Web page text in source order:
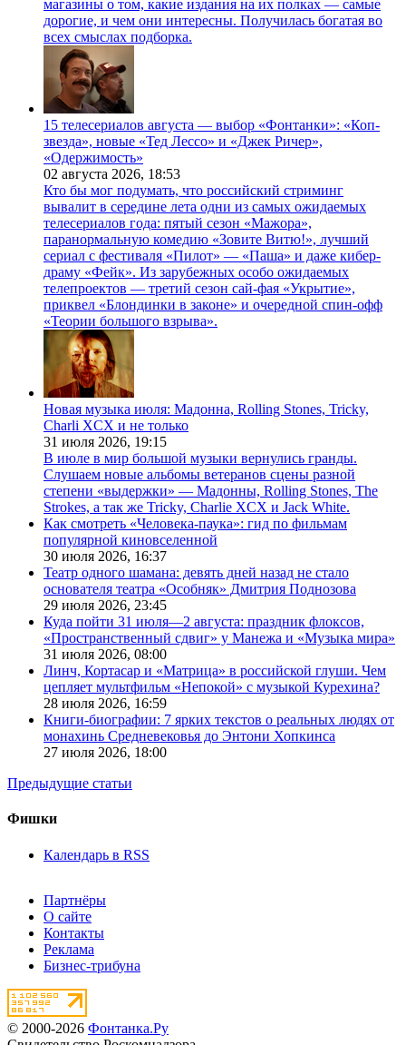
магазины о том, какие издания на их полках — самые
дорогие, и чем они интересны. Получилась богатая во
всех смыслах подборка.
15 телесериалов августа — выбор «Фонтанки»: «Коп-
звезда», новые «Тед Лессо» и «Джек Ричер»,
«Одержимость»
02 августа 2026, 18:53
Кто бы мог подумать, что российский стриминг
вывалит в середине лета одни из самых ожидаемых
телесериалов года: пятый сезон «Мажора»,
паранормальную комедию «Зовите Витю!», лучший
сериал с фестиваля «Пилот» — «Паша» и даже кибер-
драму «Фейк». Из зарубежных особо ожидаемых
телепроектов — третий сезон сай-фая «Укрытие»,
приквел «Блондинки в законе» и очередной спин-офф
«Теории большого взрыва».
Новая музыка июля: Мадонна, Rolling Stones, Tricky,
Charli XCX и не только
31 июля 2026, 19:15
В июле в мир большой музыки вернулись гранды.
Слушаем новые альбомы ветеранов сцены разной
степени «выдержки» — Мадонны, Rolling Stones, The
Strokes, а так же Tricky, Charlie XCX и Jack White.
Как смотреть «Человека-паука»: гид по фильмам
популярной киновселенной
30 июля 2026, 16:37
Театр одного шамана: девять дней назад не стало
основателя театра «Особняк» Дмитрия Поднозова
29 июля 2026, 23:45
Куда пойти 31 июля—2 августа: праздник флоксов,
«Пространственный сдвиг» у Манежа и «Музыка мира»
31 июля 2026, 08:00
Линч, Кортасар и «Матрица» в российской глуши. Чем
цепляет мультфильм «Непокой» с музыкой Курехина?
28 июля 2026, 16:59
Книги-биографии: 7 ярких текстов о реальных людях от
монахинь Средневековья до Энтони Хопкинса
27 июля 2026, 18:00
Предыдущие статьи
Фишки
Календарь в RSS
Партнёры
О сайте
Контакты
Реклама
Бизнес-трибуна
© 2000-2026 Фонтанка.Ру